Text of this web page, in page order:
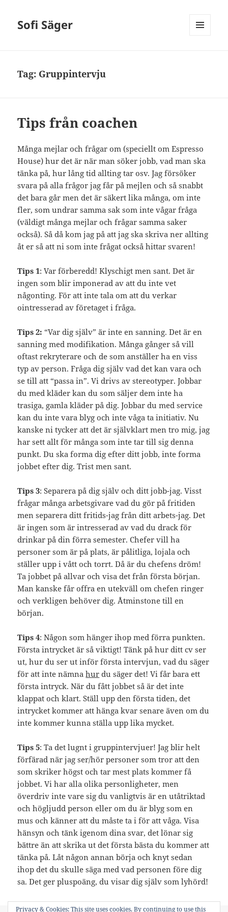
Sofi Säger
Tag: Gruppintervju
Tips från coachen
Många mejlar och frågar om (speciellt om Espresso
House) hur det är när man söker jobb, vad man ska
tänka på, hur lång tid allting tar osv. Jag försöker
svara på alla frågor jag får på mejlen och så snabbt
det bara går men det är säkert lika många, om inte
fler, som undrar samma sak som inte vågar fråga
(väldigt många mejlar och frågar samma saker
också). Så då kom jag på att jag ska skriva ner allting
åt er så att ni som inte frågat också hittar svaren!
Tips 1: Var förberedd! Klyschigt men sant. Det är
ingen som blir imponerad av att du inte vet
någonting. För att inte tala om att du verkar
ointresserad av företaget i fråga.
Tips 2: “Var dig själv” är inte en sanning. Det är en
sanning med modifikation. Många gånger så vill
oftast rekryterare och de som anställer ha en viss
typ av person. Fråga dig själv vad det kan vara och
se till att “passa in”. Vi drivs av stereotyper. Jobbar
du med kläder kan du som säljer dem inte ha
trasiga, gamla kläder på dig. Jobbar du med service
kan du inte vara blyg och inte våga ta initiativ. Nu
kanske ni tycker att det är självklart men tro mig, jag
har sett allt för många som inte tar till sig denna
punkt. Du ska forma dig efter ditt jobb, inte forma
jobbet efter dig. Trist men sant.
Tips 3: Separera på dig själv och ditt jobb-jag. Visst
frågar många arbetsgivare vad du gör på fritiden
men separera ditt fritids-jag från ditt arbets-jag. Det
är ingen som är intresserad av vad du drack för
drinkar på din förra semester. Chefer vill ha
personer som är på plats, är pålitliga, lojala och
ställer upp i vått och torrt. Då är du chefens dröm!
Ta jobbet på allvar och visa det från första början.
Man kanske får offra en utekväll om chefen ringer
och verkligen behöver dig. Åtminstone till en
början.
Tips 4: Någon som hänger ihop med förra punkten.
Första intrycket är så viktigt! Tänk på hur ditt cv ser
ut, hur du ser ut inför första intervjun, vad du säger
för att inte nämnahur du säger det! Vi får bara ett
första intryck. När du fått jobbet så är det inte
klappat och klart. Ställ upp den första tiden, det
intrycket kommer att hänga kvar senare även om du
inte kommer kunna ställa upp lika mycket.
Tips 5: Ta det lugnt i gruppintervjuer! Jag blir helt
förfärad när jag ser/hör personer som tror att den
som skriker högst och tar mest plats kommer få
jobbet. Vi har alla olika personligheter, men
överdriv inte vare sig du vanligtvis är en utåtriktad
och högljudd person eller om du är blyg som en
mus och känner att du måste ta i för att våga. Visa
hänsyn och tänk igenom dina svar, det lönar sig
bättre än att skrika ut det första bästa du kommer att
tänka på. Låt någon annan börja och knyt sedan
ihop det du skulle säga med vad personen före dig
sa. Det ger pluspoäng, du visar dig själv som lyhörd!
Privacy & Cookies: This site uses cookies. By continuing to use this